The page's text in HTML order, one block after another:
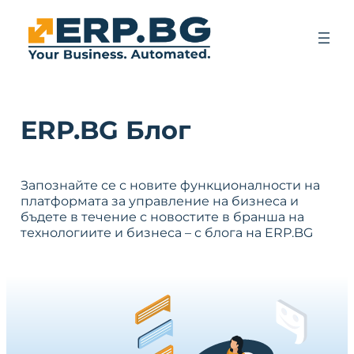
ERP.BG Блог
Запознайте се с новите функционалности на
платформата за управление на бизнеса и
бъдете в течение с новостите в бранша на
технологиите и бизнеса – с блога на ERP.BG